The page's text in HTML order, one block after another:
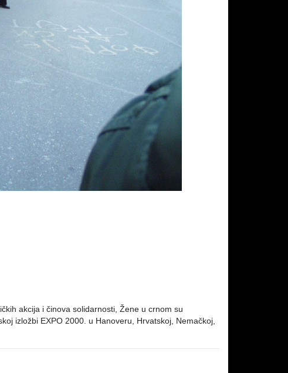
akcija i činova solidarnosti, Žene u crnom su
izložbi EXPO 2000. u Hanoveru, Hrvatskoj, Nemačkoj,